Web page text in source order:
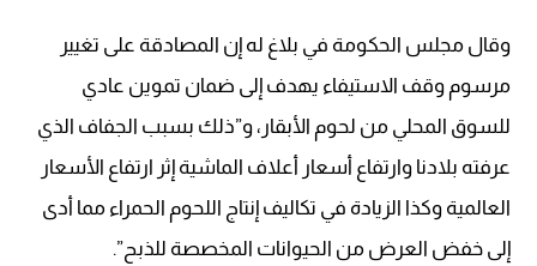
وقال مجلس الحكومة في بلاغ له إن المصادقة على تغيير
مرسوم وقف الاستيفاء يهدف إلى ضمان تموين عادي
للسوق المحلي من لحوم الأبقار، و”ذلك بسبب الجفاف الذي
عرفته بلادنا وارتفاع أسعار أعلاف الماشية إثر ارتفاع الأسعار
العالمية وكذا الزيادة في تكاليف إنتاج اللحوم الحمراء مما أدى
إلى خفض العرض من الحيوانات المخصصة للذبح”.